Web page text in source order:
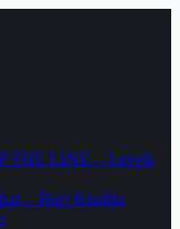
THE LINE – Levels
– Burj Khalifa